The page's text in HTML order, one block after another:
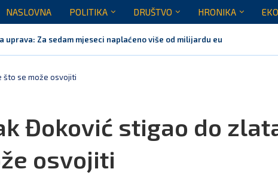
NASLOVNA POLITIKA DRUŠTVO HRONIKA
uprava: Za sedam mjeseci naplaćeno više od milijardu eura bruto...
Crna Gora nije dobila zvaničnu inicijativu za centre za migrante
neće biti domaćin migrantskih centara
Crne Gore za sedam mjeseci opslužili dva miliona putnika
stabilan, Termoelektrana Pljevlja ponovo u pogonu od danas
Gora neće prihvatiti centre EU za repatrijaciju migranata
što se može osvojiti
Đoković stigao do
osvojiti